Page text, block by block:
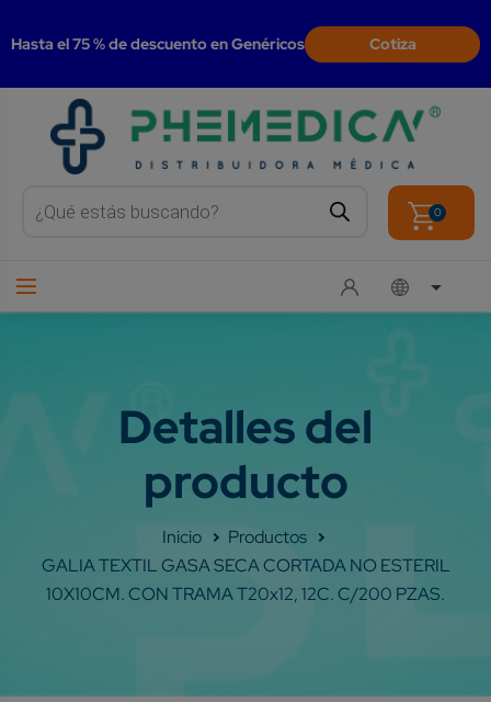
Hasta el 75 % de descuento en Genéricos Cotiza
search 0
Shop
GALIA TEXTIL GASA SECA CORTADA NO ESTERIL
10X10CM. CON TRAMA T20x12, 12C. C/200 PZAS.